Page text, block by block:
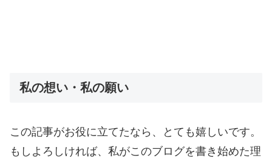
私の想い・私の願い
この記事がお役に立てたなら、とても嬉しいです。
もしよろしければ、私がこのブログを書き始めた理